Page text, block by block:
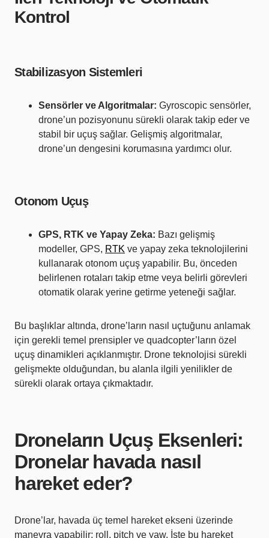
Kontrol
Stabilizasyon Sistemleri
Sensörler ve Algoritmalar: Gyroscopic sensörler,
drone’un pozisyonunu sürekli olarak takip eder ve
stabil bir uçuş sağlar. Gelişmiş algoritmalar,
drone’un dengesini korumasına yardımcı olur.
Otonom Uçuş
GPS, RTK ve Yapay Zeka: Bazı gelişmiş
modeller, GPS, RTK ve yapay zeka teknolojilerini
kullanarak otonom uçuş yapabilir. Bu, önceden
belirlenen rotaları takip etme veya belirli görevleri
otomatik olarak yerine getirme yeteneği sağlar.
Bu başlıklar altında, drone’ların nasıl uçtuğunu anlamak
için gerekli temel prensipler ve quadcopter’ların özel
uçuş dinamikleri açıklanmıştır. Drone teknolojisi sürekli
gelişmekte olduğundan, bu alanla ilgili yenilikler de
sürekli olarak ortaya çıkmaktadır.
Droneların Uçuş Eksenleri:
Dronelar havada nasıl
hareket eder?
Drone’lar, havada üç temel hareket ekseni üzerinde
manevra yapabilir: roll, pitch ve yaw. İşte bu hareket